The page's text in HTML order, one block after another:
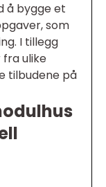
å bygge et
som
I tillegg
fra ulike
tilbudene på